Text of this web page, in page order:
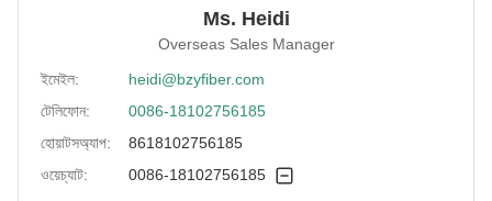
Color: সাদা
More Sizes: কাস্টমাইজযোগ্য
Siliconized/Non-
Silicified:
Ms. Heidi
Overseas Sales Manager
ইমেইল:
heidi@bzyfiber.com
টেলিফোন:
0086-18102756185
হোয়াটসঅ্যাপ:
8618102756185
ওয়েচ্যাট:
0086-18102756185